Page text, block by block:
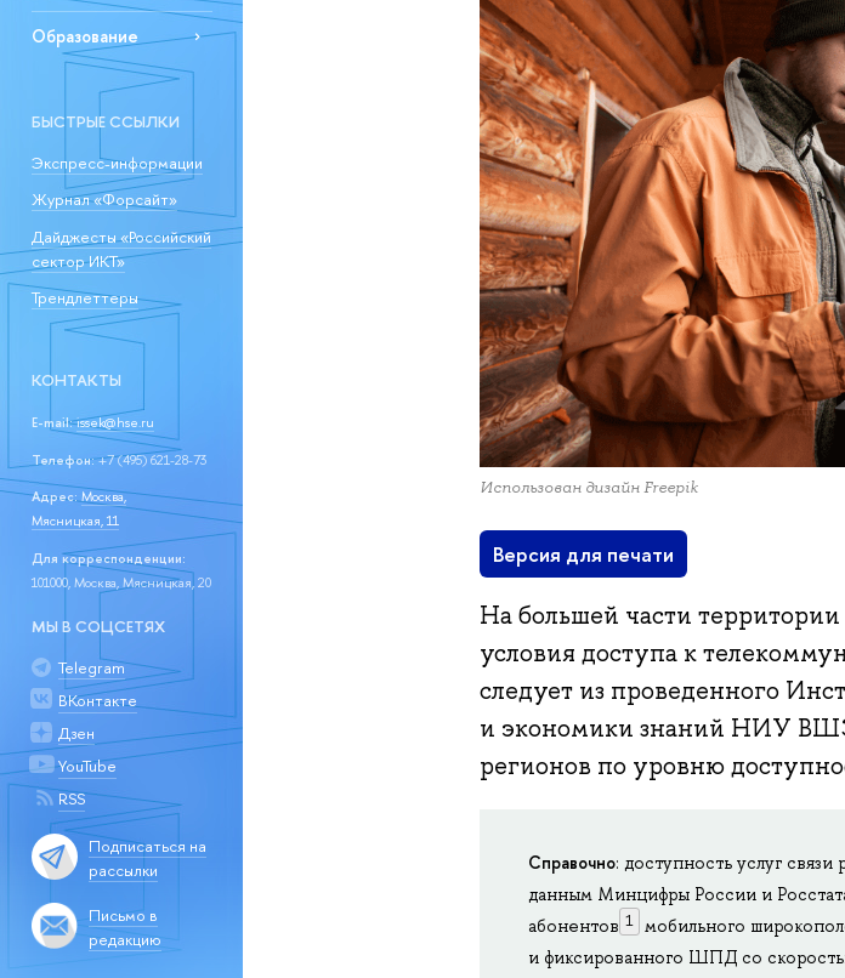
Образование
БЫСТРЫЕ ССЫЛКИ
Экспресс-информации
Журнал «Форсайт»
Дайджесты «Российский
сектор ИКТ»
Трендлеттеры
КОНТАКТЫ
E-mail:issek@hse.ru
Телефон:+7 (495) 621-28-73
Адрес: Москва,
Мясницкая, 11
Для корреспонденции:
101000, Москва, Мясницкая, 20
МЫ В СОЦСЕТЯХ
Telegram
ВКонтакте
Дзен
YouTube
RSS
Подписаться на
рассылки
Письмо в
редакцию
Использован дизайн Freepik
Версия для печати
На большей части
условия доступа к
следует из проведенного
и экономики знаний НИУ
регионов по уровню
Справочно: доступность услуг
данным Минцифры России и
абонентов 1 мобильного
и фиксированного ШПД со